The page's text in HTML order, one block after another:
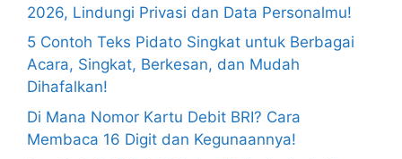
2026, Lindungi Privasi dan Data Personalmu!
5 Contoh Teks Pidato Singkat untuk Berbagai
Acara, Singkat, Berkesan, dan Mudah
Dihafalkan!
Di Mana Nomor Kartu Debit BRI? Cara
Membaca 16 Digit dan Kegunaannya!